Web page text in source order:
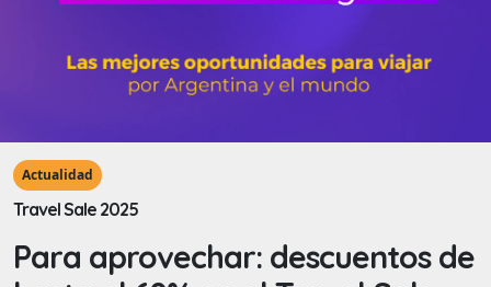
Actualidad
Travel Sale 2025
Para aprovechar: descuentos de